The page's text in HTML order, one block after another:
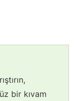
bir kıvam